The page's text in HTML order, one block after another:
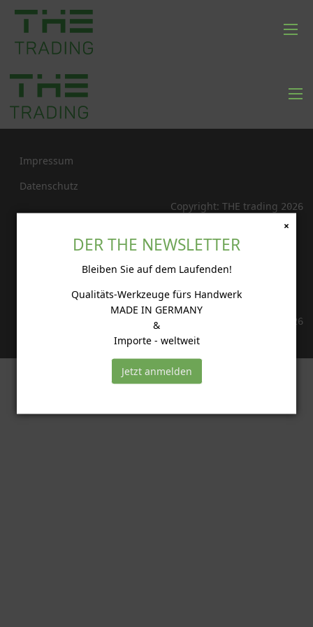
Impressum
Datenschutz
Copyright: THE trading 2026
Datenschutz
2026
×
DER THE NEWSLETTER
Bleiben Sie auf dem Laufenden!
Qualitäts-Werkzeuge fürs Handwerk
MADE IN GERMANY
&
Importe - weltweit
Jetzt anmelden